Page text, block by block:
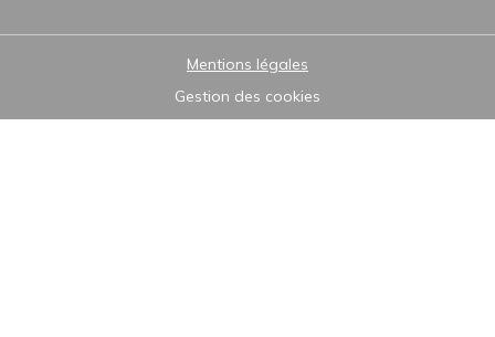
Mentions légales
Gestion des cookies